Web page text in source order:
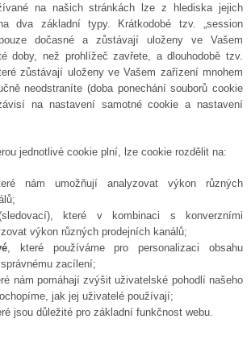
na našich stránkách lze z hlediska jejich
dva základní typy. Krátkodobé tzv. „session
dočasné a zůstávají uloženy ve Vašem
doby, než prohlížeč zavřete, a dlouhodobě tzv.
zůstávají uloženy ve Vašem zařízení mnohem
neodstraníte (doba ponechání souborů cookie
na nastavení samotné cookie a nastavení
jednotlivé cookie plní, lze cookie rozdělit na:
nám umožňují analyzovat výkon různých
které v kombinaci s konverzními
výkon různých prodejních kanálů;
, které používáme pro personalizaci obsahu
zacílení;
nám pomáhají zvýšit uživatelské pohodlí našeho
jak jej uživatelé používají;
jsou důležité pro základní funkčnost webu.